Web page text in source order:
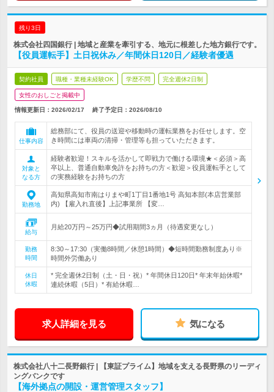
残り3日
株式会社四国銀行 | 地域と産業を牽引する、地元に根差した地方銀行です。
【役員運転手】土日祝休み／年間休日120日／経験者優遇
契約社員 職種・業種未経験OK 学歴不問 完全週休2日制
女性のおしごと掲載中
情報更新日：2026/02/17 終了予定日： 2026/08/10
仕事内容
総務部にて、役員の送迎や移動時の運転業務をお任せします。空
き時間には車両の清掃・管理等も担っていただきます。
対象と
なる方
経験者歓迎！スキルを活かして即戦力で働ける環境★＜必須＞高
卒以上、普通自動車免許をお持ちの方＜歓迎＞役員運転手として
の実務経験をお持ちの方
勤務地
高知県高知市南はりまや町1丁目1番地1号 高知本部(本店営業部
内) 【雇入れ直後】上記事業所 【変…
給与
月給20万円～25万円◆試用期間3ヵ月（待遇変更なし）
勤務
時間
8:30～17:30（実働8時間／休憩1時間）◆短時間勤務制度あり※
時間外労働あり
休日
休暇
* 完全週休2日制（土・日・祝）* 年間休日120日* 年末年始休暇*
連続休暇（5日）* 有給休暇…
求人詳細を見る 気になる
株式会社八十二長野銀行 | 【東証プライム】地域を支える長野県のリーディ
ングバンクです
【海外拠点の開設・運営管理スタッフ】